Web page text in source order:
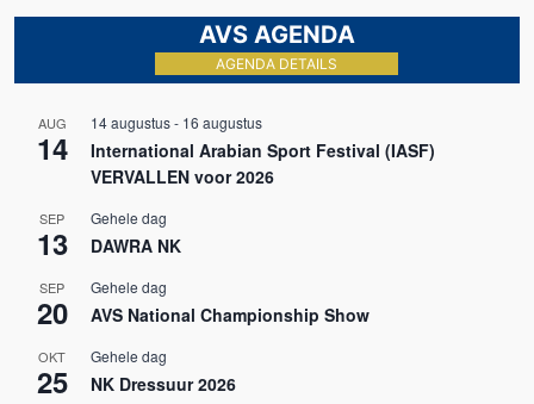
AVS AGENDA
AGENDA DETAILS
AUG
14
14 augustus- 16 augustus
International Arabian Sport Festival (IASF)
VERVALLEN voor 2026
SEP
13
Gehele dag
DAWRA NK
SEP
20
Gehele dag
AVS National Championship Show
OKT
25
Gehele dag
NK Dressuur 2026